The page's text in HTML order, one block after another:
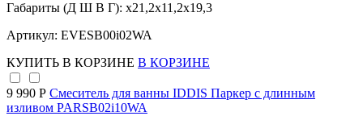
Габариты (Д Ш В Г): x21,2x11,2x19,3
Артикул: EVESB00i02WA
КУПИТЬ В КОРЗИНЕ В КОРЗИНЕ
9 990 Р Смеситель для ванны IDDIS Паркер с длинным
изливом PARSB02i10WA